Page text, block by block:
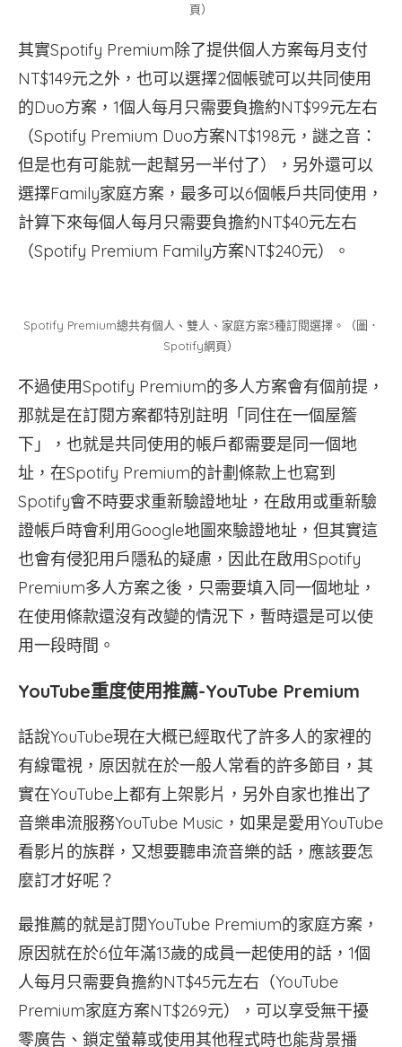
頁）
其實Spotify Premium除了提供個人方案每月支付
NT$149元之外，也可以選擇2個帳號可以共同使用
的Duo方案，1個人每月只需要負擔約NT$99元左右
（Spotify Premium Duo方案NT$198元，謎之音：
但是也有可能就一起幫另一半付了），另外還可以
選擇Family家庭方案，最多可以6個帳戶共同使用，
計算下來每個人每月只需要負擔約NT$40元左右
（Spotify Premium Family方案NT$240元）。
Spotify Premium總共有個人、雙人、家庭方案3種訂閱選擇。（圖．
Spotify網頁）
不過使用Spotify Premium的多人方案會有個前提，
那就是在訂閱方案都特別註明「同住在一個屋簷
下」，也就是共同使用的帳戶都需要是同一個地
址，在Spotify Premium的計劃條款上也寫到
Spotify會不時要求重新驗證地址，在啟用或重新驗
證帳戶時會利用Google地圖來驗證地址，但其實這
也會有侵犯用戶隱私的疑慮，因此在啟用Spotify
Premium多人方案之後，只需要填入同一個地址，
在使用條款還沒有改變的情況下，暫時還是可以使
用一段時間。
YouTube重度使用推薦-YouTube Premium
話說YouTube現在大概已經取代了許多人的家裡的
有線電視，原因就在於一般人常看的許多節目，其
實在YouTube上都有上架影片，另外自家也推出了
音樂串流服務YouTube Music，如果是愛用YouTube
看影片的族群，又想要聽串流音樂的話，應該要怎
麼訂才好呢？
最推薦的就是訂閱YouTube Premium的家庭方案，
原因就在於6位年滿13歲的成員一起使用的話，1個
人每月只需要負擔約NT$45元左右（YouTube
Premium家庭方案NT$269元），可以享受無干擾
零廣告、鎖定螢幕或使用其他程式時也能背景播